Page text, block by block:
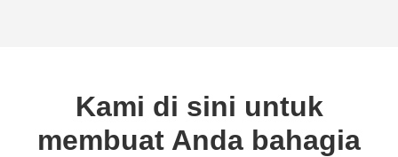
Kami di sini untuk
membuat Anda bahagia